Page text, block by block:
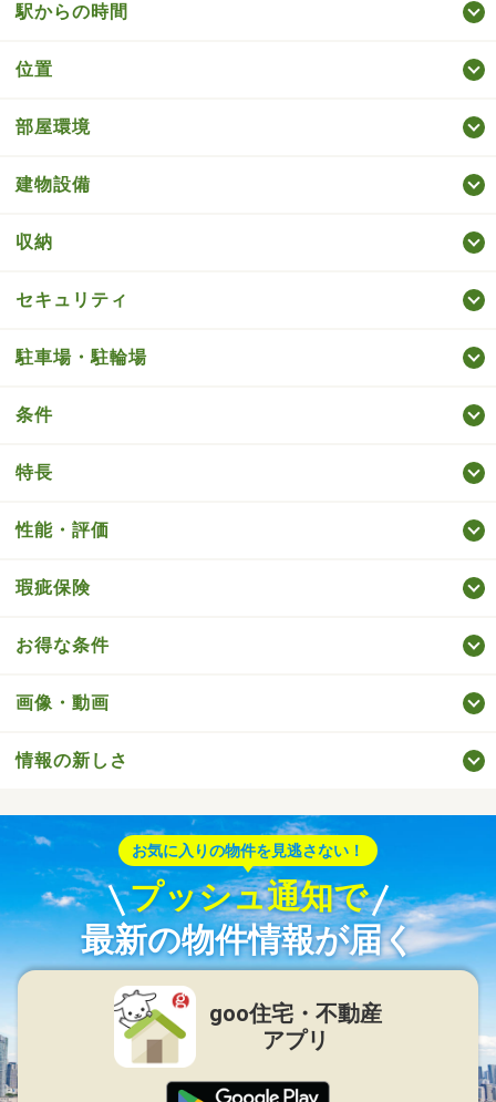
駅からの時間
位置
部屋環境
建物設備
収納
セキュリティ
駐車場・駐輪場
条件
特長
性能・評価
瑕疵保険
お得な条件
画像・動画
情報の新しさ
お気に入りの物件を見逃さない！
プッシュ通知で
最新の物件情報が届く
goo住宅・不動産
アプリ